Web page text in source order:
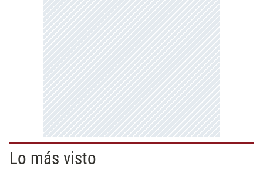
Lo más visto